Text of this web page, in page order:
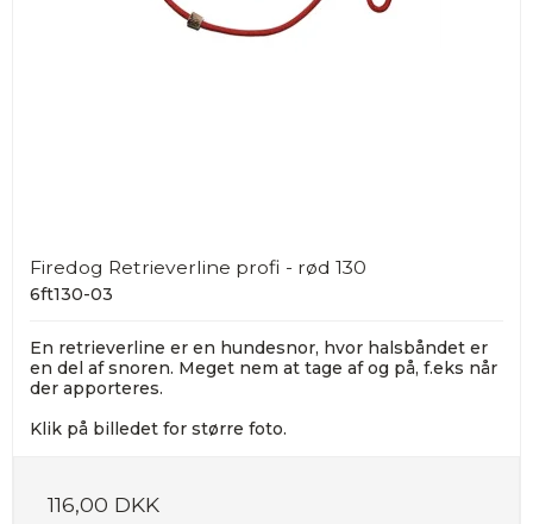
Firedog Retrieverline profi - rød 130
6ft130-03
En retrieverline er en hundesnor, hvor halsbåndet er
en del af snoren. Meget nem at tage af og på, f.eks når
der apporteres.
Klik på billedet for større foto.
116,00 DKK